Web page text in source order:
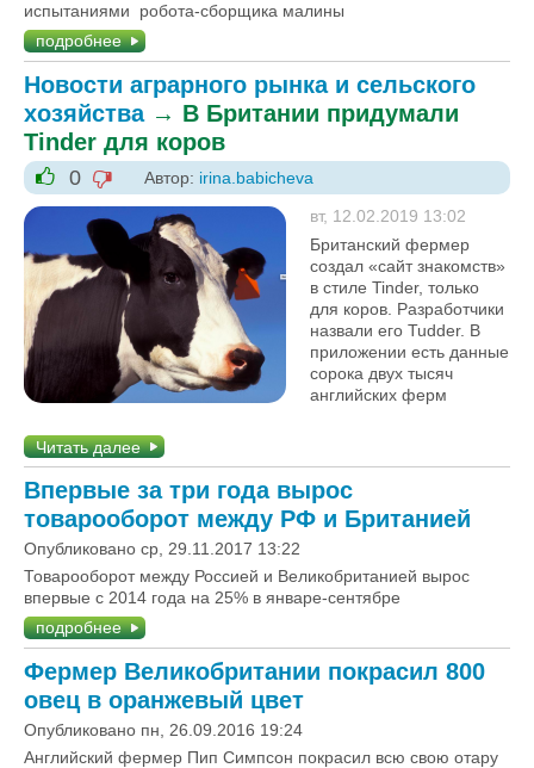
испытаниями робота-сборщика малины
подробнее
Новости аграрного рынка и сельского
хозяйства→ В Британии придумали
Tinder для коров
+1
0
-1
Автор: irina.babicheva
вт, 12.02.2019 13:02
Британский фермер
создал «сайт знакомств»
в стиле Tinder, только
для коров. Разработчики
назвали его Tudder. В
приложении есть данные
сорока двух тысяч
английских ферм
Читать далее
Впервые за три года вырос
товарооборот между РФ и Британией
Опубликовано ср, 29.11.2017 13:22
Товарооборот между Россией и Великобританией вырос
впервые с 2014 года на 25% в январе-сентябре
подробнее
Фермер Великобритании покрасил 800
овец в оранжевый цвет
Опубликовано пн, 26.09.2016 19:24
Английский фермер Пип Симпсон покрасил всю свою отару